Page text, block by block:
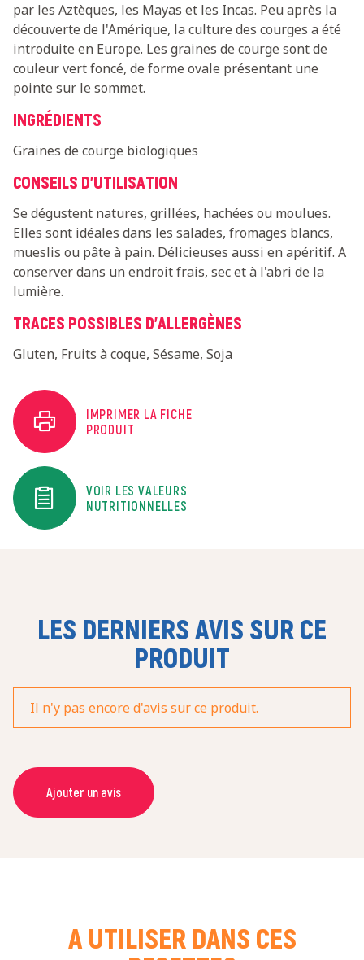
par les Aztèques, les Mayas et les Incas. Peu après la
découverte de l'Amérique, la culture des courges a été
introduite en Europe. Les graines de courge sont de
couleur vert foncé, de forme ovale présentant une
pointe sur le sommet.
INGRÉDIENTS
Graines de courge biologiques
CONSEILS D'UTILISATION
Se dégustent natures, grillées, hachées ou moulues.
Elles sont idéales dans les salades, fromages blancs,
mueslis ou pâte à pain. Délicieuses aussi en apéritif. A
conserver dans un endroit frais, sec et à l'abri de la
lumière.
TRACES POSSIBLES D'ALLERGÈNES
Gluten, Fruits à coque, Sésame, Soja
IMPRIMER LA FICHE
PRODUIT
VOIR LES VALEURS
NUTRITIONNELLES
LES DERNIERS AVIS SUR CE
PRODUIT
Il n'y pas encore d'avis sur ce produit.
Ajouter un avis
NOM *
A UTILISER DANS CES